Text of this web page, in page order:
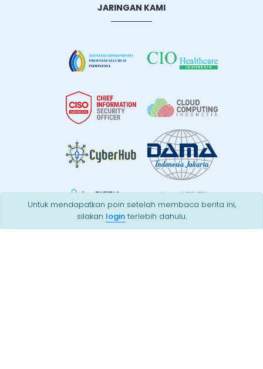
Untuk mendapatkan poin setelah membaca berita ini,
silakan loginterlebih dahulu.
JARINGAN KAMI